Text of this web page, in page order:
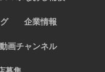
企業情報
動画チャンネル